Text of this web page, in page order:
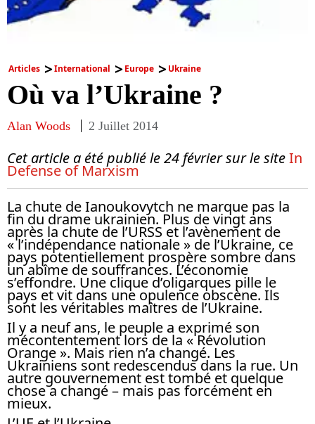
Articles International Europe Ukraine
Où va l’Ukraine ?
Alan Woods 2 Juillet 2014
Cet article a été publié le 24 février sur le siteIn
Defense of Marxism
La chute de Ianoukovytch ne marque pas la
fin du drame ukrainien. Plus de vingt ans
après la chute de l’URSS et l’avènement de
« l’indépendance nationale » de l’Ukraine, ce
pays potentiellement prospère sombre dans
un abîme de souffrances. L’économie
s’effondre. Une clique d’oligarques pille le
pays et vit dans une opulence obscène. Ils
sont les véritables maîtres de l’Ukraine.
Il y a neuf ans, le peuple a exprimé son
mécontentement lors de la « Révolution
Orange ». Mais rien n’a changé. Les
Ukrainiens sont redescendus dans la rue. Un
autre gouvernement est tombé et quelque
chose a changé – mais pas forcément en
mieux.